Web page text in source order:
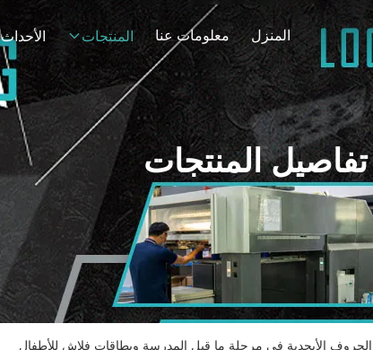
المنزل معلومات عنا المنتجات الأحداث
تفاصيل المنتجات
الحروف الأبجدية في مرحلة ما قبل المدرسة وبطاقات فلاش للأطفال